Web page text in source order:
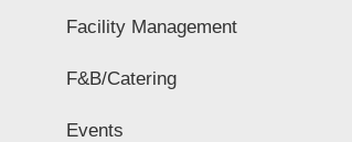
Facility Management
F&B/Catering
Events